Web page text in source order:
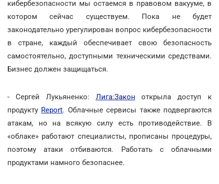
кибербезопасности мы остаемся в правовом вакууме, в
котором сейчас существуем. Пока не будет
законодательно урегулирован вопрос кибербезопасности
в стране, каждый обеспечивает свою безопасность
самостоятельно, доступными техническими средствами.
Бизнес должен защищаться.
- Сергей Лукьяненко: Лига:Закон открыла доступ к
продукту Report. Облачные сервисы также подвергаются
атакам, но на всякую силу есть противодействие. В
«облаке» работают специалисты, прописаны процедуры,
поэтому атаки отбиваются. Работать с облачными
продуктами намного безопаснее.